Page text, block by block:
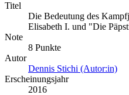
Titel
Die Bedeutung des
Elisabeth I. und "Die
Note
8 Punkte
Autor
Dennis Stichi (Autor:in)
Erscheinungsjahr
2016